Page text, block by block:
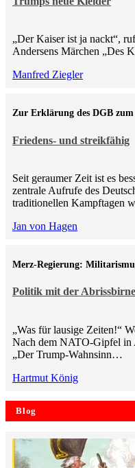
„Der Kaiser ist ja nackt“,
Andersens Märchen „Des
Manfred Ziegler
Friedens- und streikfähig
Zur Erklärung des DGB
Seit geraumer Zeit ist es
zentrale Aufrufe des
traditionellen Kampftagen
Jan von Hagen
Politik mit der Abrissbirne
Merz-Regierung:
„Was für lausige Zeiten!“
Nach dem NATO-Gipfel in
„Der Trump-Wahnsinn…
Hartmut König
Blog